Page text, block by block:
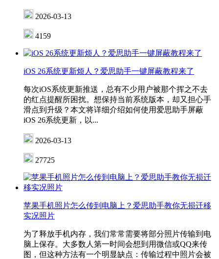
2026-03-13
4159
iOS 26系统更新烦人？爱思助手一键屏蔽教程来了
每次iOS系统更新推送，总有不少用户被那个挥之不去
的红点提醒所困扰。想保持当前系统版本，却又担心手
滑点到升级？本文将详细介绍如何使用爱思助手屏蔽
iOS 26系统更新，以...
2026-03-13
27725
苹果手机照片怎么传到电脑上？爱思助手教你无损迁移
实况照片
为了释放手机内存，我们常常需要将部分照片传输到电
脑上保存。大多数人第一时间会想到用微信或QQ来传
图，但这种方法有一个明显缺点：传输过程中照片会被